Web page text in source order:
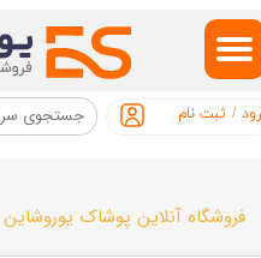
/ ثبت نام
حساب کاربری من
تغییر گذر واژه
خروج از حساب کاربری
فروشگاه آنلاین پوشاک یوروشاین